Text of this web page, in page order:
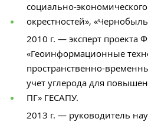
социально-
окрестностей»,
2010 г. — эксперт проекта
«Геоинформационные
пространственно-
учет углерода для
ПГ» ГЕСАПУ.
2013 г. — руководитель